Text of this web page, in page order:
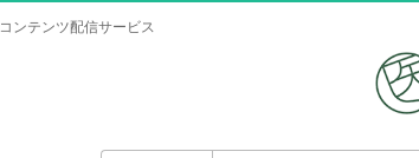
ンテンツ配信サービス